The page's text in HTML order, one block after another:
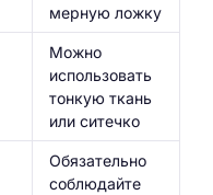
мерную ложку
Можно
использовать
тонкую ткань
или ситечко
Обязательно
соблюдайте